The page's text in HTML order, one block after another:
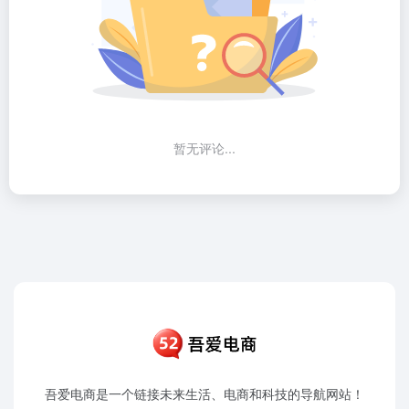
暂无评论...
吾爱电商是一个链接未来生活、电商和科技的导航网站！